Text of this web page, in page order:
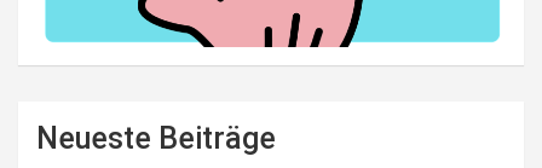
Neueste Beiträge